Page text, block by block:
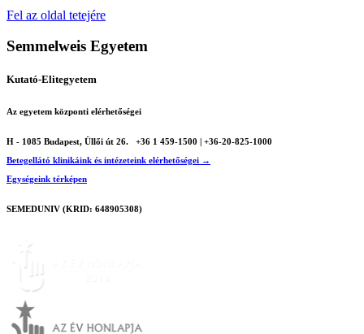
Fel az oldal tetejére
Semmelweis Egyetem
Kutató-Elitegyetem
Az egyetem központi elérhetőségei
H - 1085 Budapest, Üllői út 26.
+36 1 459-1500 | +36-20-825-1000
Betegellátó klinikáink és intézeteink elérhetőségei →
Egységeink térképen
SEMEDUNIV (KRID: 648905308)